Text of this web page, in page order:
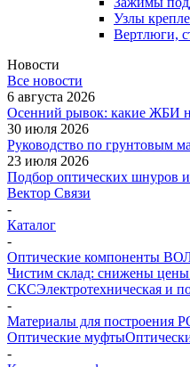
Узлы
Вертлюги,
Новости
Все новости
6 августа 2026
Осенний рывок: какие ЖБИ
30 июля 2026
Руководство по грунтовым
23 июля 2026
Подбор оптических шнуров
Вектор Связи
-
Каталог
-
Оптические компоненты
Чистим склад: снижены цены
СКСЭлектротехническая и
-
Материалы для построения
Оптические муфты
-